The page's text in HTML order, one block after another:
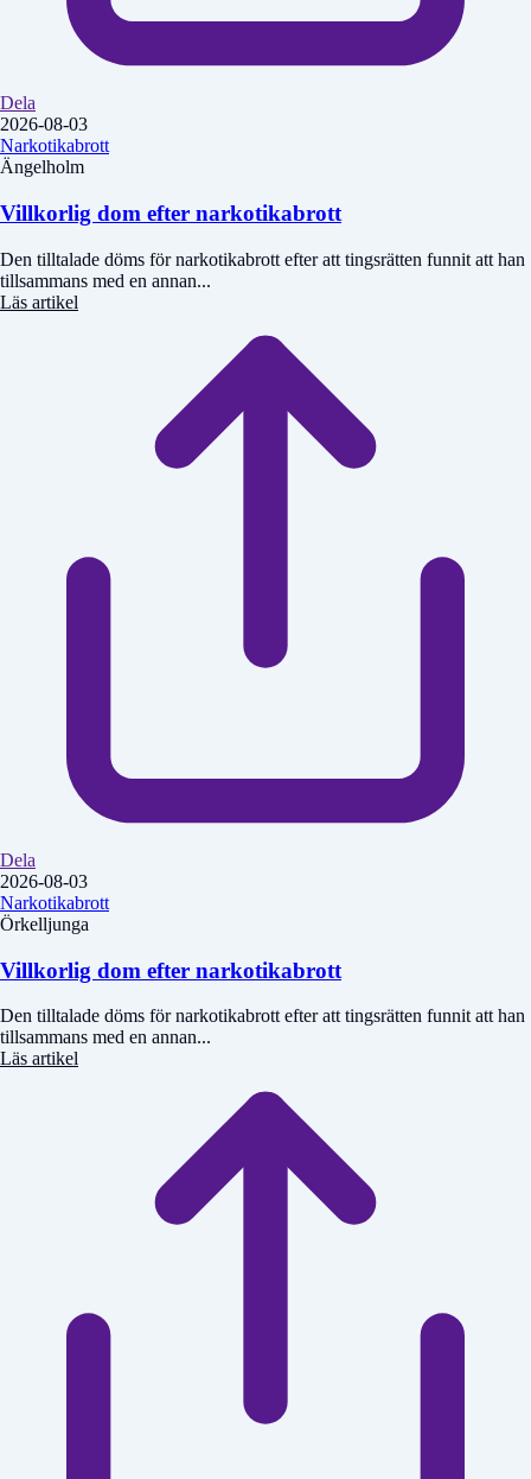
Dela
2026-08-03
Narkotikabrott
Ängelholm
Villkorlig dom efter narkotikabrott
Den tilltalade döms för narkotikabrott efter att tingsrätten funnit att han
tillsammans med en annan...
Läs artikel
Dela
2026-08-03
Narkotikabrott
Örkelljunga
Villkorlig dom efter narkotikabrott
Den tilltalade döms för narkotikabrott efter att tingsrätten funnit att han
tillsammans med en annan...
Läs artikel